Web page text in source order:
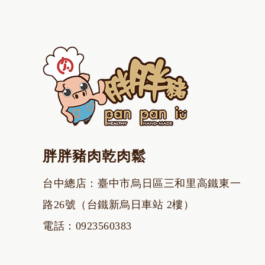
胖胖豬肉乾肉鬆
台中總店
臺中市烏日區三和里高鐵東一
路26號（台鐵新烏日車站 2樓）
電話
0923560383